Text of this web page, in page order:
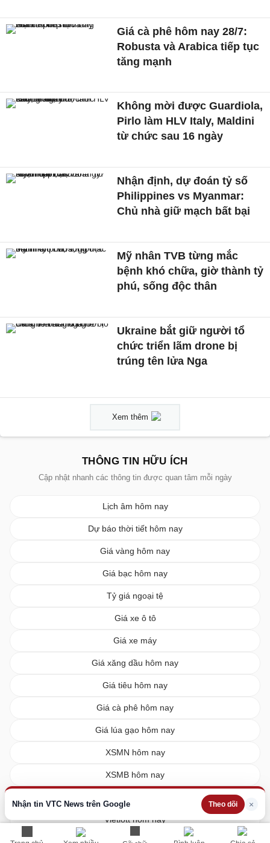
Nhận tin VTC News trên Google Theo dõi ×
Giá cà phê hôm nay 28/7:
Robusta và Arabica tiếp tục
tăng mạnh
Không mời được Guardiola,
Pirlo làm HLV Italy, Maldini
từ chức sau 16 ngày
Nhận định, dự đoán tỷ số
Philippines vs Myanmar:
Chủ nhà giữ mạch bất bại
Mỹ nhân TVB từng mắc
bệnh khó chữa, giờ thành tỷ
phú, sống độc thân
Ukraine bắt giữ người tổ
chức triển lãm drone bị
trúng tên lửa Nga
Xem thêm
THÔNG TIN HỮU ÍCH
Cập nhật nhanh các thông tin được quan tâm mỗi ngày
Lịch âm hôm nay
Dự báo thời tiết hôm nay
Giá vàng hôm nay
Giá bạc hôm nay
Tỷ giá ngoại tệ
Giá xe ô tô
Giá xe máy
Giá xăng dầu hôm nay
Giá tiêu hôm nay
Giá cà phê hôm nay
Giá lúa gạo hôm nay
XSMN hôm nay
XSMB hôm nay
Vietlott hôm nay